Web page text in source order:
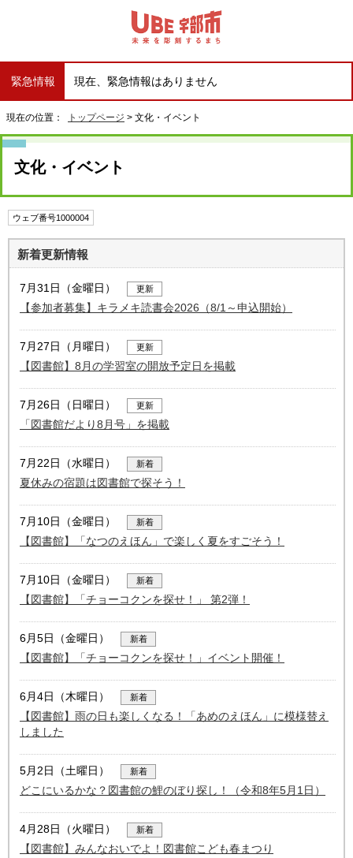
緊急情報 現在、緊急情報はありません
現在の位置： トップページ > 文化・イベント
文化・イベント
ウェブ番号1000004
新着更新情報
7月31日（金曜日） 更新
【参加者募集】キラメキ読書会2026（8/1～申込開始）
7月27日（月曜日） 更新
【図書館】8月の学習室の開放予定日を掲載
7月26日（日曜日） 更新
「図書館だより8月号」を掲載
7月22日（水曜日） 新着
夏休みの宿題は図書館で探そう！
7月10日（金曜日） 新着
【図書館】「なつのえほん」で楽しく夏をすごそう！
7月10日（金曜日） 新着
【図書館】「チョーコクンを探せ！」 第2弾！
6月5日（金曜日） 新着
【図書館】「チョーコクンを探せ！」イベント開催！
6月4日（木曜日） 新着
【図書館】雨の日も楽しくなる！「あめのえほん」に模様替え
しました
5月2日（土曜日） 新着
どこにいるかな？図書館の鯉のぼり探し！（令和8年5月1日）
4月28日（火曜日） 新着
【図書館】みんなおいでよ！図書館こども春まつり